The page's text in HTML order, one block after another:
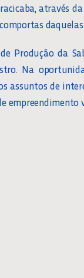
através
Produção da
Na
assuntos de